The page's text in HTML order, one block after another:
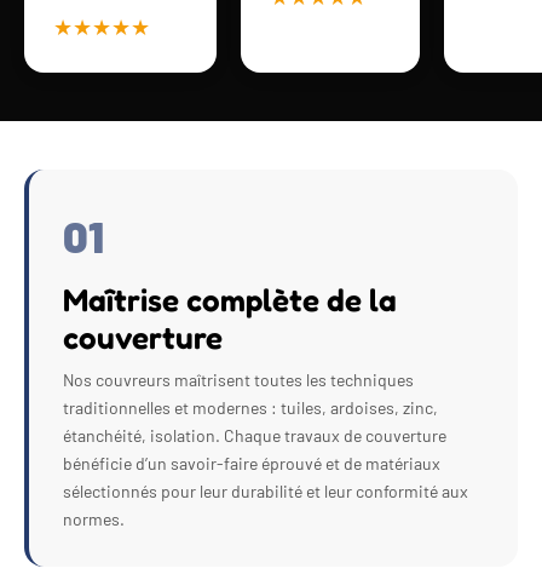
★★★★★
01
Maîtrise complète de la
couverture
Nos couvreurs maîtrisent toutes les techniques
traditionnelles et modernes : tuiles, ardoises, zinc,
étanchéité, isolation. Chaque travaux de couverture
bénéficie d’un savoir-faire éprouvé et de matériaux
sélectionnés pour leur durabilité et leur conformité aux
normes.